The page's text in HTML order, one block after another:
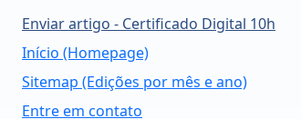
Enviar artigo - Certificado Digital 10h
Início (Homepage)
Sitemap (Edições por mês e ano)
Entre em contato